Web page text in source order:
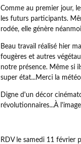
Comme au premier jour,
les futurs participants.
rodée, elle génère
Beau travail réalisé hier
fougères et autres
notre présence. Même si
super état...Merci la
Digne d'un décor
révolutionnaires...À
RDV le samedi 11 février